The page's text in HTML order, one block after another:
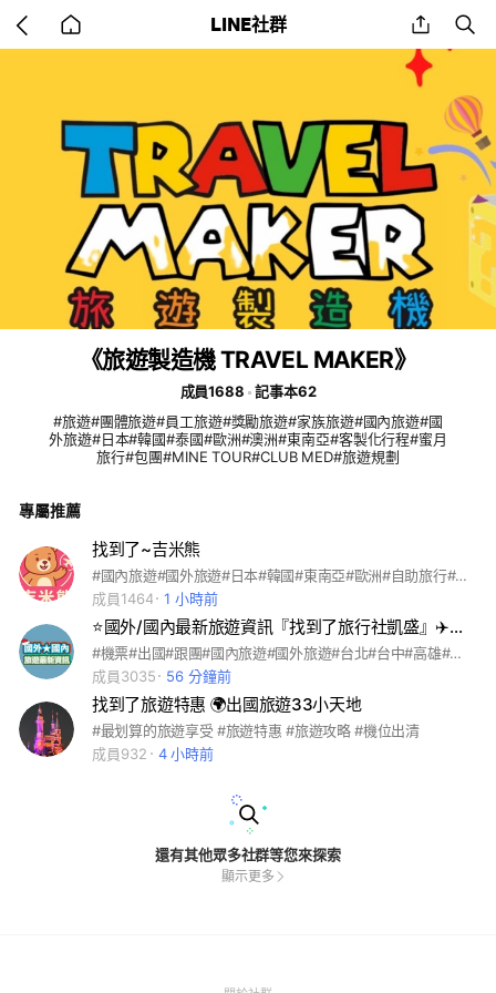
back
to
LINE社群 share
《旅遊製造機 TRAVEL MAKER》
成員1688
記事本62
#旅遊#團體旅遊#員工旅遊#獎勵旅遊#家族旅遊#國內旅遊#國
外旅遊#日本#韓國#泰國#歐洲#澳洲#東南亞#客製化行程#蜜月
旅行#包團#MINE TOUR#CLUB MED#旅遊規劃
專屬推薦
找到了~吉米熊
#國內旅遊#國外旅遊#日本#韓國#東南亞#歐洲#自助旅行#客製化旅遊#公司包團#機加酒#星宇航空#長榮航空
成員1464
1 小時前
⭐️國外/國內最新旅遊資訊『找到了旅行社凱盛』✈️找到了
#機票#出國#跟團#國內旅遊#國外旅遊#台北#台中#高雄#機場#歐洲#日本#越南#土耳其#奧捷#埃及#菲律賓#韓國#泰國#自由行#便宜#促銷#早鳥優惠#破盤價#馬來西亞#吉隆坡#新加坡#長灘島#中歐#東歐#北歐#雙向#凱盛#過年#旅行團#旅遊團#旅遊中
成員3035
56 分鐘前
找到了旅遊特惠 🌍出國旅遊33小天地
#最划算的旅遊享受 #旅遊特惠 #旅遊攻略 #機位出清
成員932
4 小時前
還有其他眾多社群等您來探索
顯示更多